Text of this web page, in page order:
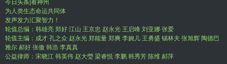
今日头条|看神州
为人类生态命运共同体
发声发力汇聚智力！
轮值总编：韩雄亮 郑好 江山 王京忠 赵永光 王启峰 刘亚娜 张爱
轮值主编：成才 孔之众 赵永光 郑能量 郑爽 李婉儿 王勇盛 锡林夫 张旭辉 陶德巴
雅尔 郝好 张傲 韩浩 李真真
公益律师：宋晓江 韩英伟 赵大瑩 梁睿悦 李鹏 韩秀芳 陈维 郝萍